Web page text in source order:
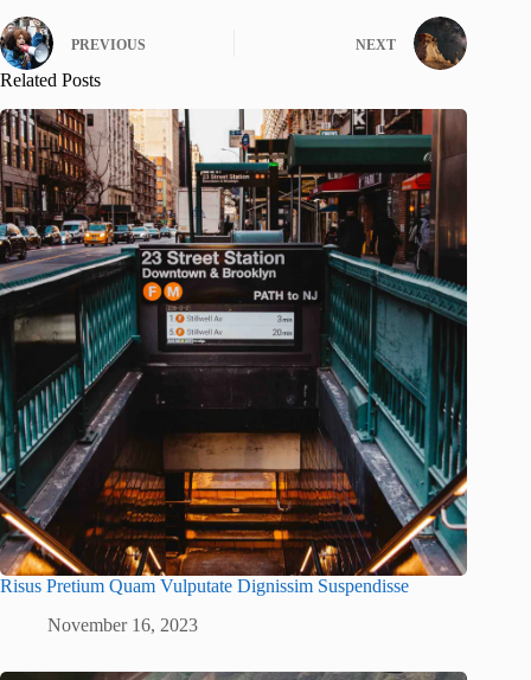
PREVIOUS NEXT
Related Posts
Risus Pretium Quam Vulputate Dignissim Suspendisse
November 16, 2023